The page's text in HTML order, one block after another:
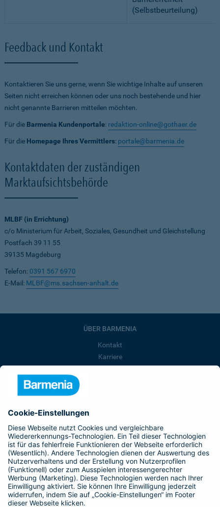
(Selbstbeurteilung)
Feedback und Kontakt
Kontaktieren Sie uns gerne, wenn Sie wichtige Inhalte auf unseren
Seiten nicht erreichen können oder uns noch bestehende und hier
nicht genannte Barrieren mitteilen möchten.
Für die Barmenia Kundenportale: redaktion-online@gothaer.de
Für die Homepage Ihres Vermittlers: portale@barmenia.de
Kontaktdaten der zuständigen
Marktaufsichtsbehörde
MLBF (in Errichtung)
c/o Ministerium für Arbeit, Soziales, Gesundheit und Gleichstellung
Postfach 39 11 55
39135 Magdeburg
Telefon: 0391 567 6970
E-Mail: MLBF@ms.sachsen-anhalt.de
ÜBER BARMENIA
Kontakt
Karriere
Presse
Barmenia ist Teil der BarmeniaGothaer
BELIEBTE SEITEN
Kranken-Zusatzversicherung
Tierversicherungen
Haftpflichtversicherung
Hausratversicherung